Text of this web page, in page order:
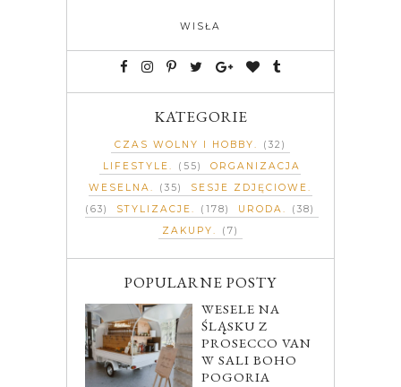
WISŁA
KATEGORIE
CZAS WOLNY I HOBBY
(32)
LIFESTYLE
(55)
ORGANIZACJA
WESELNA
(35)
SESJE ZDJĘCIOWE
(63)
STYLIZACJE (178) URODA
(38)
ZAKUPY
(7)
POPULARNE POSTY
WESELE NA
ŚLĄSKU Z
PROSECCO VAN
W SALI BOHO
POGORIA